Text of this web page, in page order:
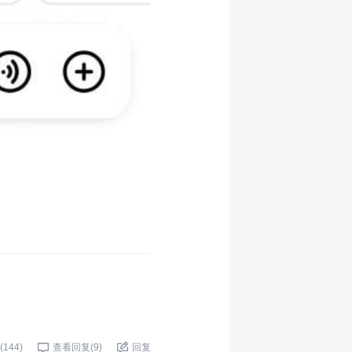
144) 查看回复(9) 回复